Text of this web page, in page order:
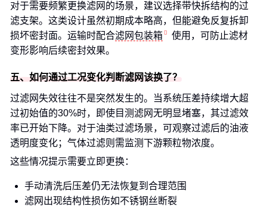
对于需要频繁更换滤网的场景，建议选择带快拆结构的过
滤支架。这类设计虽然初期成本略高，但能避免反复拆卸
损坏密封面。运输时配合滤网包装箱
使用，可防止滤材
变形影响后续密封效果。
五、如何通过工况变化判断滤网该换了？
过滤网失效往往不是突然发生的。当系统压差持续增大超
过初始值的30%时，即使目测滤网无明显堵塞，其过滤效
率已开始下降。对于油类过滤场景，可观察过滤后的油液
透明度变化；气体过滤则需监测下游颗粒物浓度。
这些情况提示需要立即更换：
手动清洗后压差仍无法恢复到合理范围
滤网出现结构性损伤如不锈钢丝断裂